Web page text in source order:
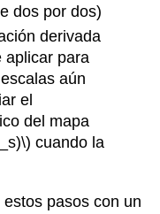
dos por dos)
derivada
aplicar para
aún
el
del mapa
cuando la
pasos con un